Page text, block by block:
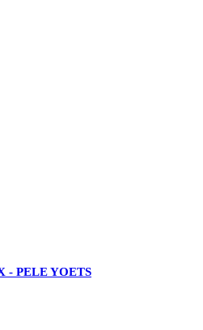
- PELE YOETS